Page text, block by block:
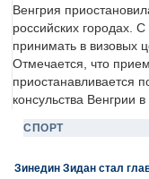
Венгрия
российских городах.
принимать в визовых
Отмечается, что
приостанавливается
консульства Венгрии
СПОРТ
Зинедин Зидан стал